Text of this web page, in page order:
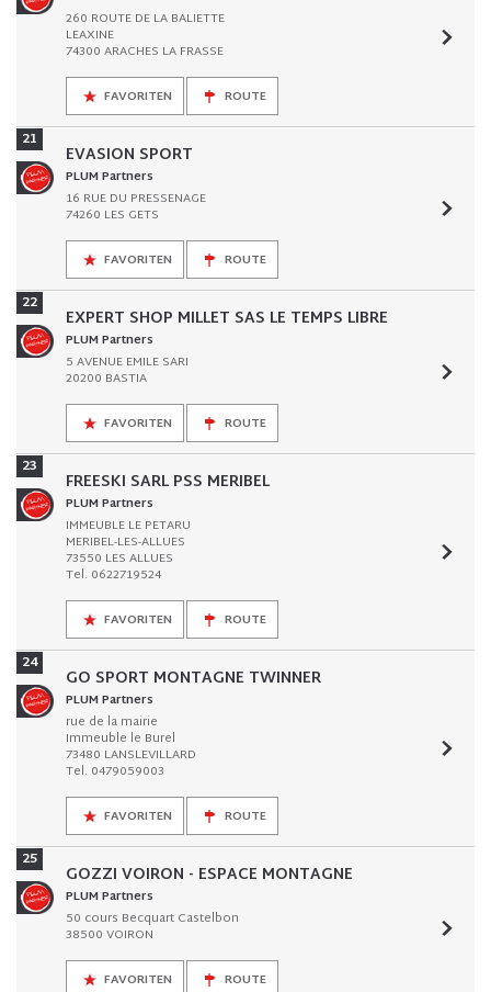
260 ROUTE DE LA BALIETTE
LEAXINE
74300 ARACHES LA FRASSE
FAVORITEN ROUTE
21
EVASION SPORT
PLUM Partners
16 RUE DU PRESSENAGE
74260 LES GETS
FAVORITEN ROUTE
22
EXPERT SHOP MILLET SAS LE TEMPS LIBRE
PLUM Partners
5 AVENUE EMILE SARI
20200 BASTIA
FAVORITEN ROUTE
23
FREESKI SARL PSS MERIBEL
PLUM Partners
IMMEUBLE LE PETARU
MERIBEL-LES-ALLUES
73550 LES ALLUES
Tel. 0622719524
FAVORITEN ROUTE
24
GO SPORT MONTAGNE TWINNER
PLUM Partners
rue de la mairie
Immeuble le Burel
73480 LANSLEVILLARD
Tel. 0479059003
FAVORITEN ROUTE
25
GOZZI VOIRON - ESPACE MONTAGNE
PLUM Partners
50 cours Becquart Castelbon
38500 VOIRON
FAVORITEN ROUTE